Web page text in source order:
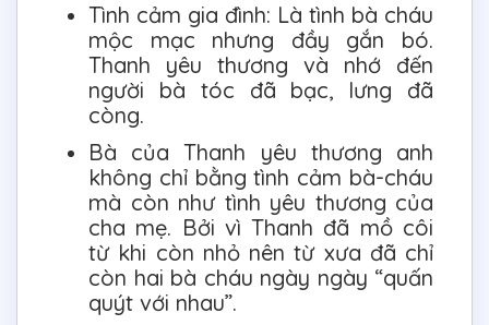
Tình cảm gia đình: Là tình bà cháu
mộc mạc nhưng đầy gắn bó.
Thanh yêu thương và nhớ đến
người bà tóc đã bạc, lưng đã
còng.
Bà của Thanh yêu thương anh
không chỉ bằng tình cảm bà-cháu
mà còn như tình yêu thương của
cha mẹ. Bởi vì Thanh đã mồ côi
từ khi còn nhỏ nên từ xưa đã chỉ
còn hai bà cháu ngày ngày “quấn
quýt với nhau”.